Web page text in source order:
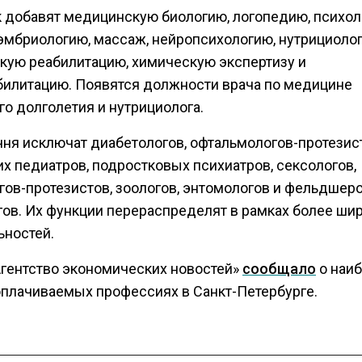
добавят медицинскую биологию, логопедию,
массаж, нейропсихологию,
реабилитацию, химическую экспертизу и
Появятся должности врача по медицине
долголетия и нутрициолога.
исключат диабетологов, офтальмологов-
педиатров, подростковых психиатров, сексологов,
протезистов, зоологов, энтомологов и
Их функции перераспределят в рамках более
экономических новостей» сообщало о
профессиях в Санкт-Петербурге.